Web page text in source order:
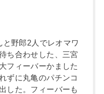
野郎2人でレオマワ
ち合わせした、三宮
フィーバーかました
ずに丸亀のパチンコ
した。フィーバーも